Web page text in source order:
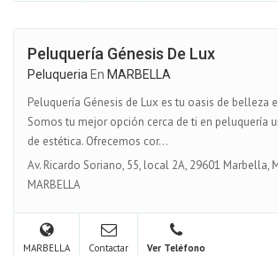
Peluquería Génesis De Lux
Peluqueria En MARBELLA
Peluquería Génesis de Lux es tu oasis de belleza
Somos tu mejor opción cerca de ti en peluquería
de estética. Ofrecemos cor...
Av. Ricardo Soriano, 55, local 2A, 29601 Marbella,
MARBELLA
MARBELLA Contactar Ver Teléfono